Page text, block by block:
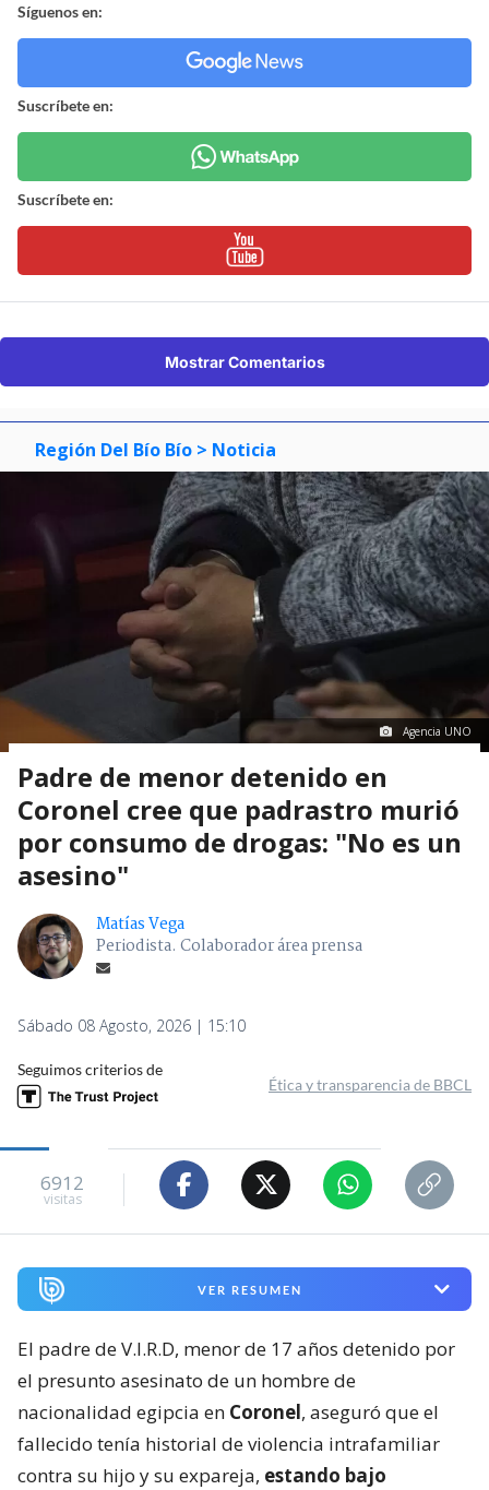
Síguenos en:
Suscríbete en:
Suscríbete en:
Mostrar Comentarios
Región Del Bío Bío > Noticia
Agencia UNO
Padre de menor detenido en
Coronel cree que padrastro murió
por consumo de drogas: "No es un
asesino"
Matías Vega
Periodista. Colaborador área prensa
Sábado 08 Agosto, 2026 | 15:10
Seguimos criterios de
Ética y transparencia de BBCL
6912
visitas
VER RESUMEN
El padre de V.I.R.D, menor de 17 años detenido por
el presunto asesinato de un hombre de
nacionalidad egipcia en Coronel, aseguró que el
fallecido tenía historial de violencia intrafamiliar
contra su hijo y su expareja, estando bajo